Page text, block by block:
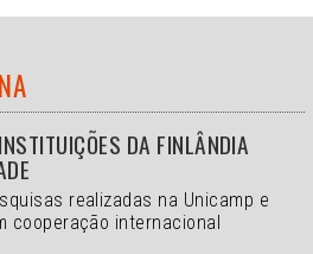
DA FINLÂNDIA
realizadas na Unicamp e
cooperação internacional